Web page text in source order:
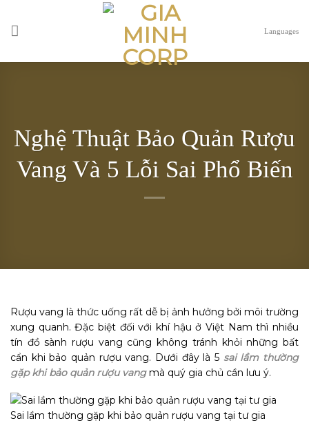
content
Languages
Nghệ Thuật Bảo Quản Rượu
Vang Và 5 Lỗi Sai Phổ Biến
Rượu vang là thức uống rất dễ bị ảnh hưởng bởi môi trường
xung quanh. Đặc biệt đối với khí hậu ở Việt Nam thì nhiều
tín đồ sành rượu vang cũng không tránh khỏi những bất
cẩn khi bảo quản rượu vang. Dưới đây là 5 sai lầm thường
gặp khi bảo quản rượu vangmà quý gia chủ cần lưu ý.
Sai lầm thường gặp khi bảo quản rượu vang tại tư gia